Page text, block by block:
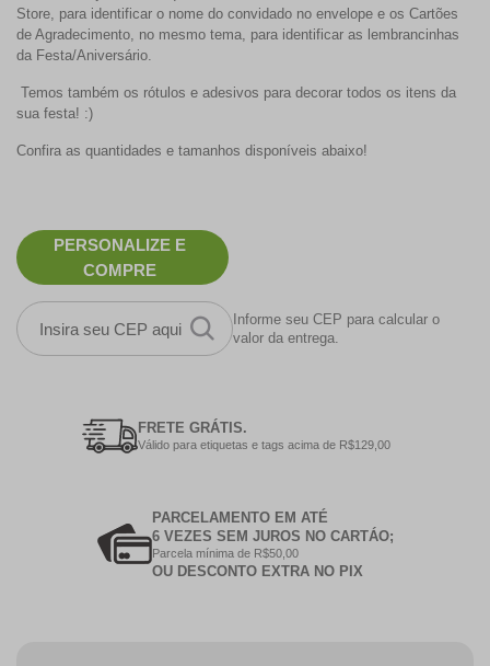
Store, para identificar o nome do convidado no envelope e os Cartões
de Agradecimento, no mesmo tema, para identificar as lembrancinhas
da Festa/Aniversário.
Temos também os rótulos e adesivos para decorar todos os itens da
sua festa! :)
Confira as quantidades e tamanhos disponíveis abaixo!
PERSONALIZE E
COMPRE
Informe seu CEP para calcular o
valor da entrega.
FRETE GRÁTIS.
Válido para etiquetas e tags acima de R$129,00
PARCELAMENTO EM ATÉ
6 VEZES SEM JUROS NO CARTÁO;
Parcela mínima de R$50,00
OU DESCONTO EXTRA NO PIX